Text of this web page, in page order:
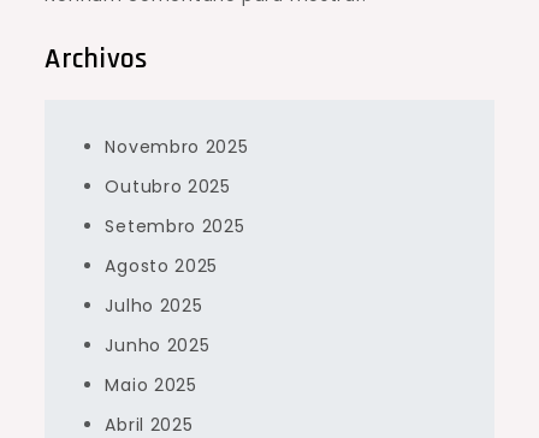
Archivos
Novembro 2025
Outubro 2025
Setembro 2025
Agosto 2025
Julho 2025
Junho 2025
Maio 2025
Abril 2025